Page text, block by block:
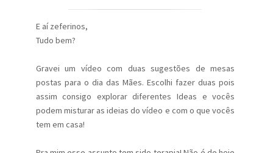
E aí zeferinos,
Tudo bem?
Gravei um vídeo com duas sugestões de mesas
postas para o dia das Mães. Escolhi fazer duas pois
assim consigo explorar diferentes Ideas e vocês
podem misturar as ideias do vídeo e com o que vocês
tem em casa!